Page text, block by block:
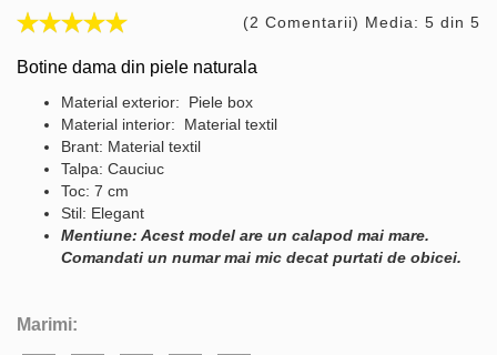
(2 Comentarii) Media: 5 din 5
Botine dama din piele naturala
Material exterior: Piele box
Material interior: Material textil
Brant: Material textil
Talpa: Cauciuc
Toc: 7 cm
Stil: Elegant
Mentiune: Acest model are un calapod mai mare.
Comandati un numar mai mic decat purtati de obicei.
Marimi: